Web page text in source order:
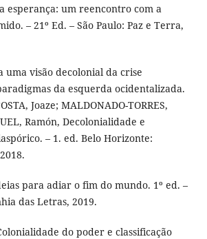
da esperança: um reencontro com a
– 21º Ed. – São Paulo: Paz e Terra,
uma visão decolonial da crise
da esquerda ocidentalizada.
Joaze; MALDONADO-TORRES,
Ramón, Decolonialidade e
– 1. ed. Belo Horizonte:
para adiar o fim do mundo. 1º ed. –
das Letras, 2019.
do poder e classificação